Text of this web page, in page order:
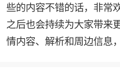
些的内容不错的话，非常
之后也会持续为大家带来
情内容、解析和周边信息